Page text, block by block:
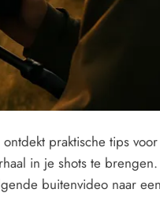
praktische tips
in je shots te brengen.
buitenvideo naar een